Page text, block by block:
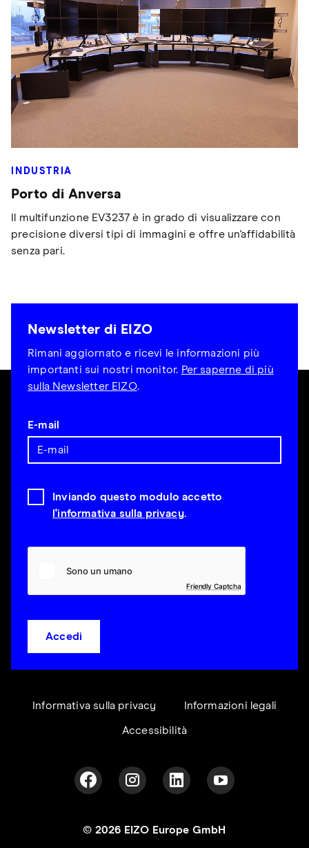
INDUSTRIA
Porto di Anversa
Il multifunzione EV3237 è in grado di visualizzare con
precisione diversi tipi di immagini e offre un'affidabilità
senza pari.
Newsletter di EIZO
Rimani aggiornato e ricevi le informazioni più
importanti sui nostri monitor. Per saperne di più
sulla Newsletter EIZO.
E-mail
Inviando questo modulo accetto
l'informativa sulla privacy.
Friendly Captcha
Accedi
Informativa sulla privacy Informazioni legali
Accessibilità
© 2026 EIZO Europe GmbH